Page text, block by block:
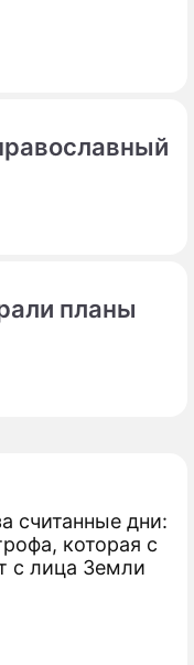
считанные дни:
которая с
с лица Земли
планы